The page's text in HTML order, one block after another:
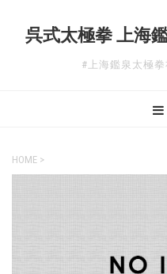
呉式太極拳 上海
#上海鑑泉太極
HOME >